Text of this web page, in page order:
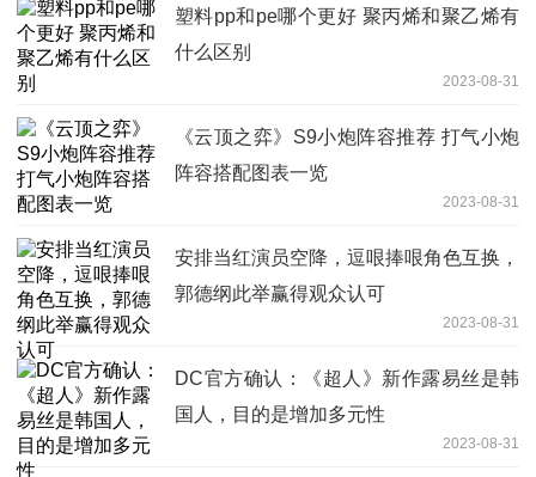
塑料pp和pe哪个更好 聚丙烯和聚乙烯有
什么区别
2023-08-31
《云顶之弈》S9小炮阵容推荐 打气小炮
阵容搭配图表一览
2023-08-31
安排当红演员空降，逗哏捧哏角色互换，
郭德纲此举赢得观众认可
2023-08-31
DC官方确认：《超人》新作露易丝是韩
国人，目的是增加多元性
2023-08-31